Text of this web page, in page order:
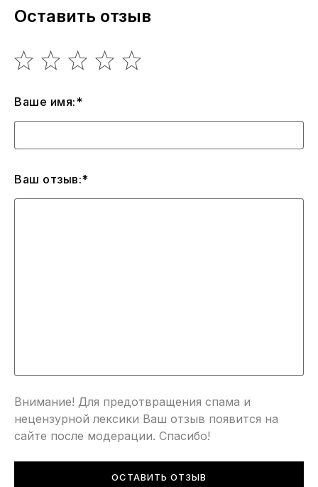
Оставить отзыв
Ваше имя:*
Ваш отзыв:*
Внимание! Для предотвращения спама и
нецензурной лексики Ваш отзыв появится на
сайте после модерации. Спасибо!
ОСТАВИТЬ ОТЗЫВ